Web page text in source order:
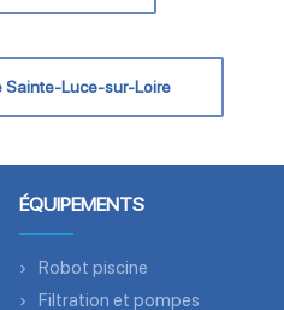
Sainte-Luce-sur-Loire
ÉQUIPEMENTS
Robot piscine
Filtration et pompes